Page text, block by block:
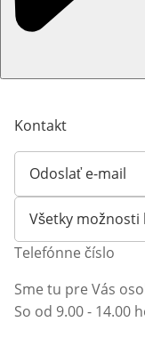
Kontakt
Odoslať e-mail
Otvorí e-
Všetky
Telefónne číslo
Sme tu pre Vás
So od 9.00 - 14.00